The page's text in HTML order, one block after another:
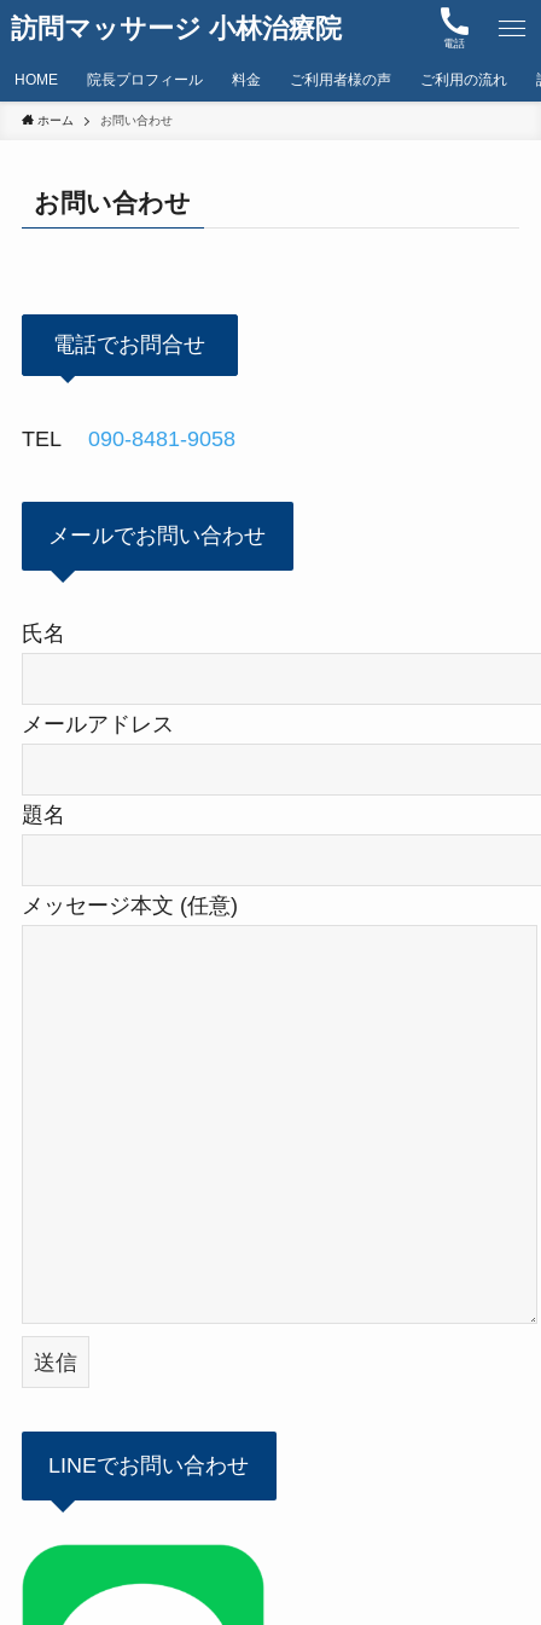
訪問マッサージ 小林治療院 電話
HOME 院長プロフィール 料金 ご利用者様の声 ご利用の流れ
ホーム お問い合わせ
お問い合わせ
電話でお問合せ
TEL 090-8481-9058
メールでお問い合わせ
氏名
メールアドレス
題名
メッセージ本文 (任意)
LINEでお問い合わせ